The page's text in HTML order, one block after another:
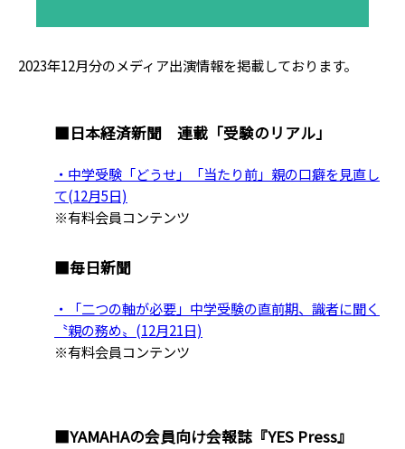
2023年12月分のメディア出演情報を掲載しております。
■日本経済新聞 連載「受験のリアル」
・中学受験「どうせ」「当たり前」親の口癖を見直し
て(12月5日)
※有料会員コンテンツ
■毎日新聞
・
「二つの軸が必要」中学受験の直前期、識者に聞く
〝親の務め〟(12月21日)
※有料会員コンテンツ
■YAMAHAの会員向け会報誌『YES Press』